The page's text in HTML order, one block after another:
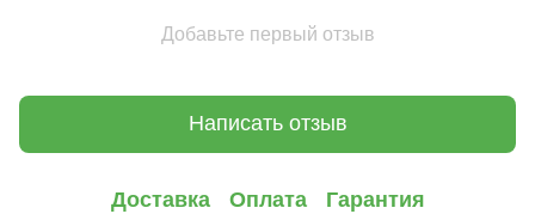
Добавьте первый отзыв
Написать отзыв
Доставка Оплата Гарантия